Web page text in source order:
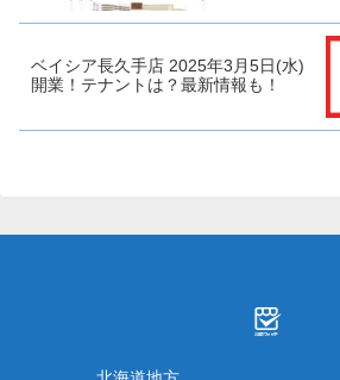
ベイシア長久手店 2025年3月5日(水)
開業！テナントは？最新情報も！